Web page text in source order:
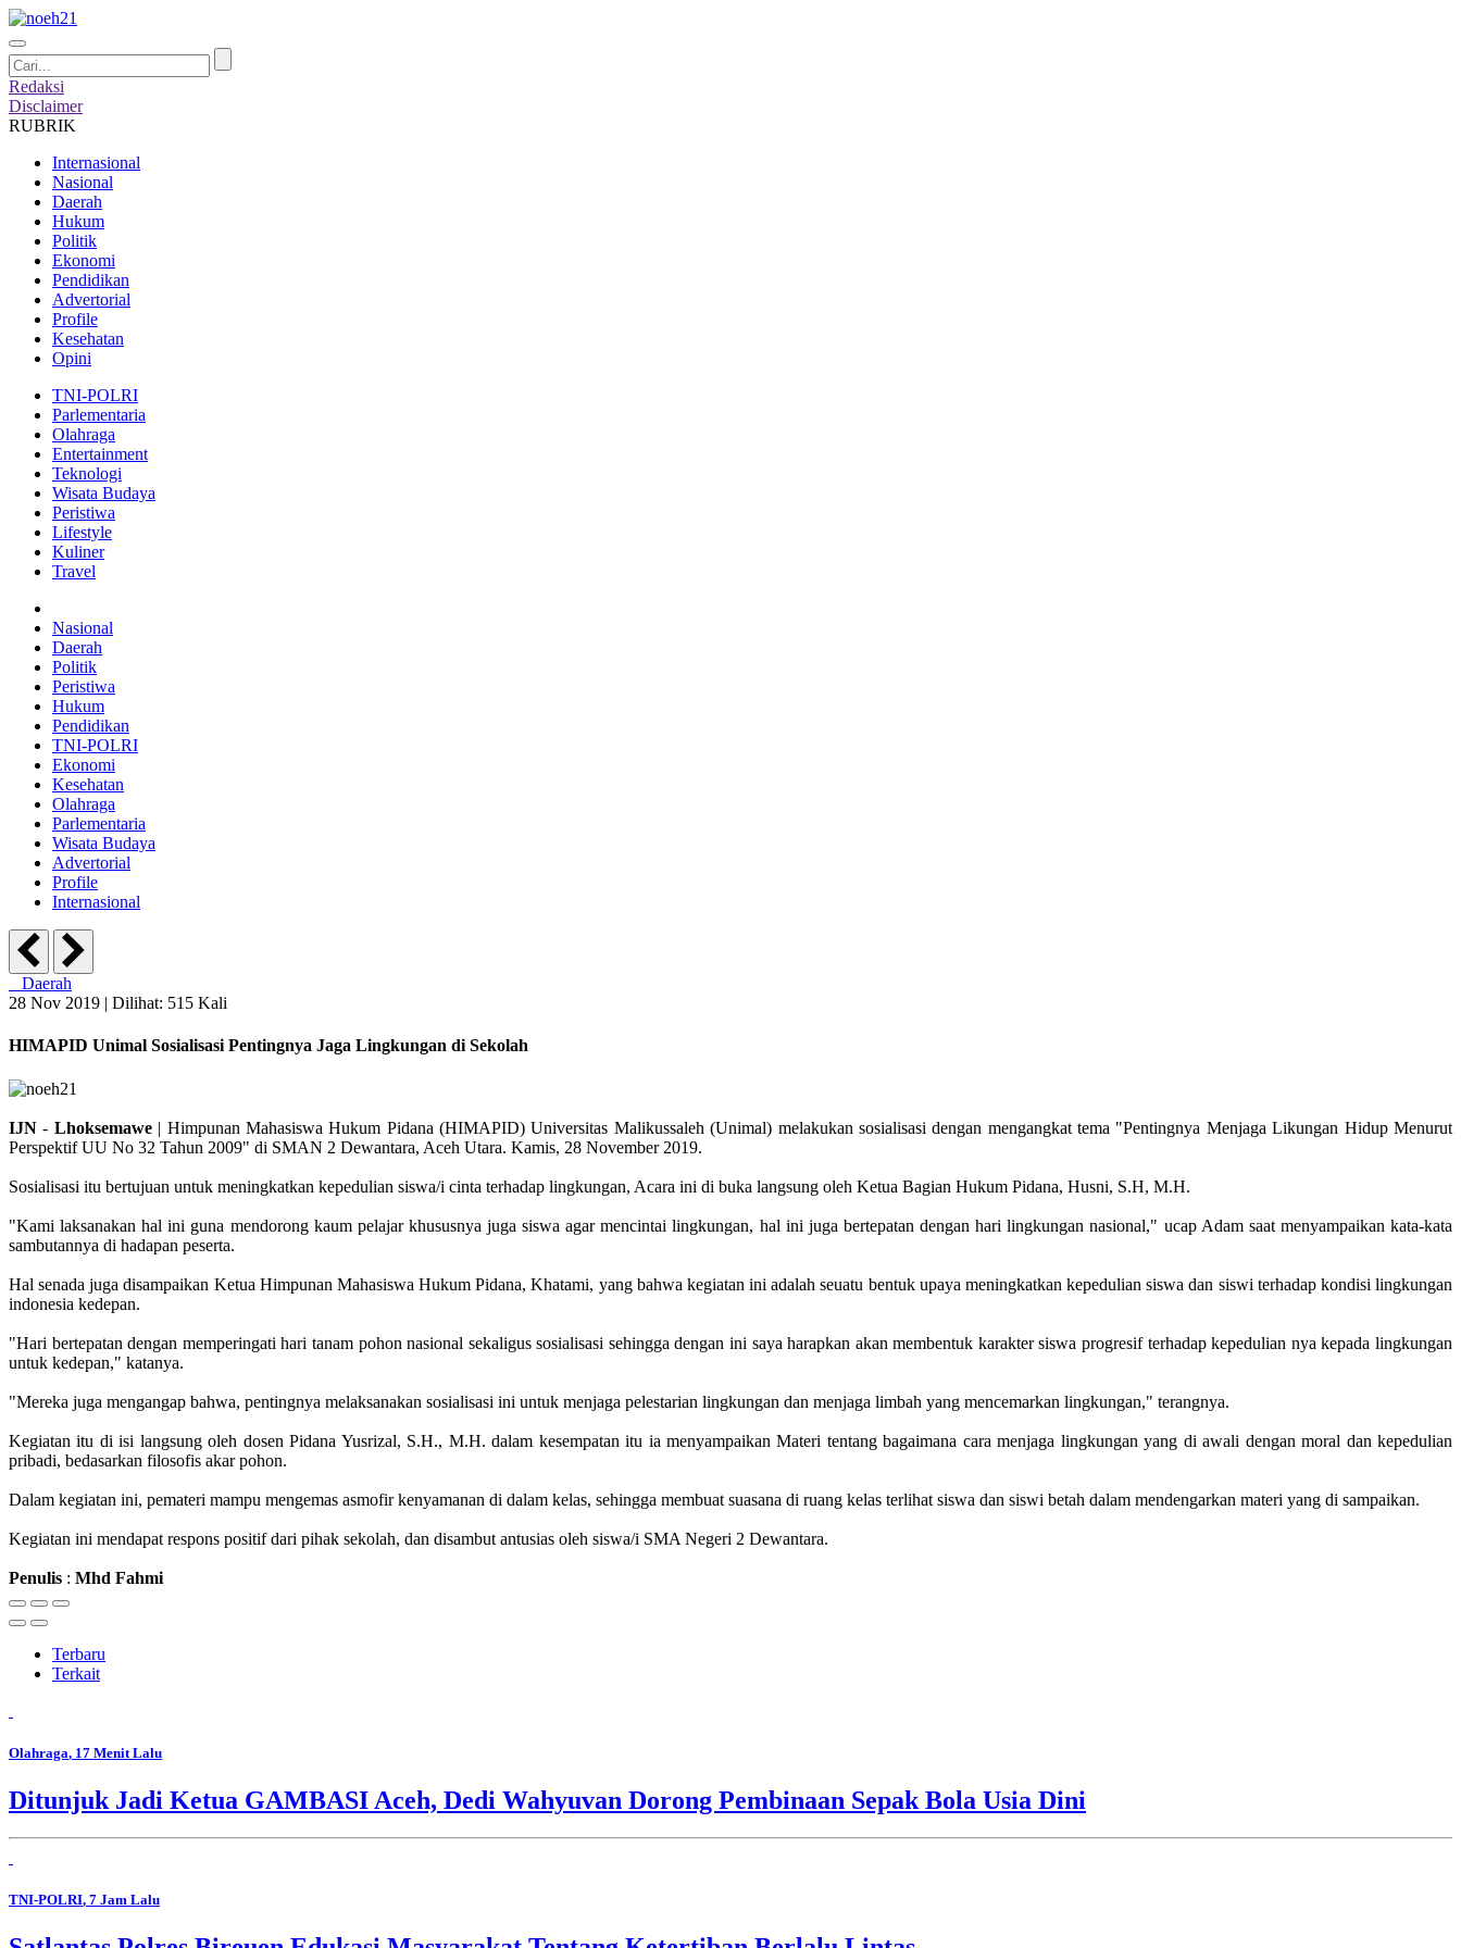
Redaksi
Disclaimer
RUBRIK
Internasional
Nasional
Daerah
Hukum
Politik
Ekonomi
Pendidikan
Advertorial
Profile
Kesehatan
Opini
TNI-POLRI
Parlementaria
Olahraga
Entertainment
Teknologi
Wisata Budaya
Peristiwa
Lifestyle
Kuliner
Travel
Nasional
Daerah
Politik
Peristiwa
Hukum
Pendidikan
TNI-POLRI
Ekonomi
Kesehatan
Olahraga
Parlementaria
Wisata Budaya
Advertorial
Profile
Internasional
Daerah
28 Nov 2019 | Dilihat: 515 Kali
HIMAPID Unimal Sosialisasi Pentingnya Jaga Lingkungan di Sekolah
IJN - Lhoksemawe| Himpunan Mahasiswa Hukum Pidana (HIMAPID) Universitas Malikussaleh (Unimal) melakukan sosialisasi dengan mengangkat tema "Pentingnya Menjaga Likungan Hidup Menurut
Perspektif UU No 32 Tahun 2009" di SMAN 2 Dewantara, Aceh Utara. Kamis, 28 November 2019.
Sosialisasi itu bertujuan untuk meningkatkan kepedulian siswa/i cinta terhadap lingkungan, Acara ini di buka langsung oleh Ketua Bagian Hukum Pidana, Husni, S.H, M.H.
"Kami laksanakan hal ini guna mendorong kaum pelajar khususnya juga siswa agar mencintai lingkungan, hal ini juga bertepatan dengan hari lingkungan nasional," ucap Adam saat menyampaikan kata-kata
sambutannya di hadapan peserta.
Hal senada juga disampaikan Ketua Himpunan Mahasiswa Hukum Pidana, Khatami, yang bahwa kegiatan ini adalah seuatu bentuk upaya meningkatkan kepedulian siswa dan siswi terhadap kondisi lingkungan
indonesia kedepan.
"Hari bertepatan dengan memperingati hari tanam pohon nasional sekaligus sosialisasi sehingga dengan ini saya harapkan akan membentuk karakter siswa progresif terhadap kepedulian nya kepada lingkungan
untuk kedepan," katanya.
"Mereka juga mengangap bahwa, pentingnya melaksanakan sosialisasi ini untuk menjaga pelestarian lingkungan dan menjaga limbah yang mencemarkan lingkungan," terangnya.
Kegiatan itu di isi langsung oleh dosen Pidana Yusrizal, S.H., M.H. dalam kesempatan itu ia menyampaikan Materi tentang bagaimana cara menjaga lingkungan yang di awali dengan moral dan kepedulian
pribadi, bedasarkan filosofis akar pohon.
Dalam kegiatan ini, pemateri mampu mengemas asmofir kenyamanan di dalam kelas, sehingga membuat suasana di ruang kelas terlihat siswa dan siswi betah dalam mendengarkan materi yang di sampaikan.
Kegiatan ini mendapat respons positif dari pihak sekolah, dan disambut antusias oleh siswa/i SMA Negeri 2 Dewantara.
Penulis : Mhd Fahmi
Terbaru
Terkait
Olahraga, 17 Menit Lalu
Ditunjuk Jadi Ketua GAMBASI Aceh, Dedi Wahyuvan Dorong Pembinaan Sepak Bola Usia Dini
TNI-POLRI, 7 Jam Lalu